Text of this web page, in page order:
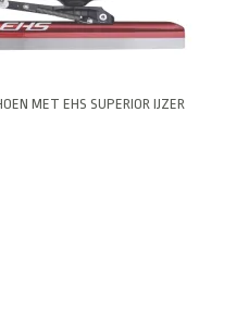
MET EHS SUPERIOR IJZER